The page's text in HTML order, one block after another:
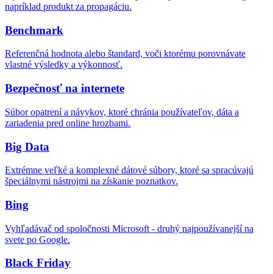
napríklad produkt za propagáciu.
Benchmark
Referenčná hodnota alebo štandard, voči ktorému porovnávate
vlastné výsledky a výkonnosť.
Bezpečnosť na internete
Súbor opatrení a návykov, ktoré chránia používateľov, dáta a
zariadenia pred online hrozbami.
Big Data
Extrémne veľké a komplexné dátové súbory, ktoré sa spracúvajú
špeciálnymi nástrojmi na získanie poznatkov.
Bing
Vyhľadávač od spoločnosti Microsoft - druhý najpoužívanejší na
svete po Google.
Black Friday